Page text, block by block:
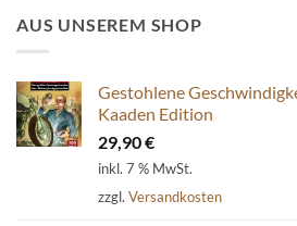
AUS UNSEREM SHOP
Gestohlene
Kaaden Edition
29,90€
inkl. 7 % MwSt.
zzgl. Versandkosten